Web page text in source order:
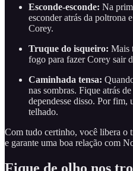
Esconde-esconde: Na
esconder atrás da poltrona
Corey.
Truque do isqueiro: Mais
fogo para fazer Corey sair
Caminhada tensa:
nas sombras. Fique atrás
dependesse disso. Por fim,
telhado.
Com tudo certinho, você libera o
e garante uma boa relação com
Fique de olho nos